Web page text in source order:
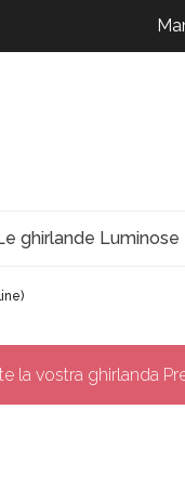
ghirlande Luminose
la vostra ghirlanda